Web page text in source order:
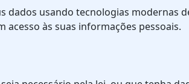
dados usando tecnologias modernas
às suas informações pessoais.